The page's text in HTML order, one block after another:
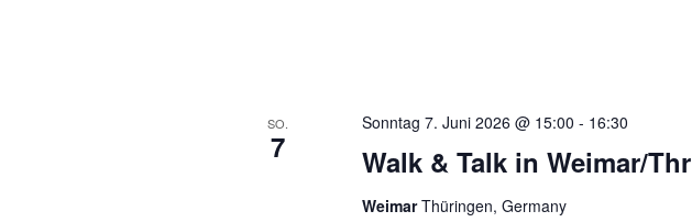
SO.
7 Walk & Talk in Weimar/Thr
Sonntag 7. Juni 2026 @ 15:00 - 16:30
WeimarThüringen, Germany